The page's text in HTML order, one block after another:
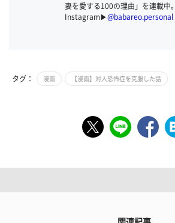
妻を愛する100の理由」を連載中。
Instagram▶@babareo.personal
タグ： 漫画 【漫画】対人恐怖症を克服した話